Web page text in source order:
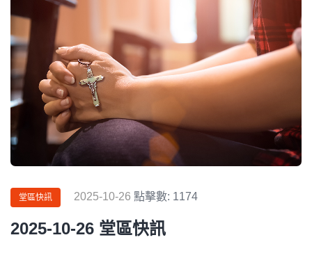
堂區快訊 2025-10-26 點擊數: 1174
2025-10-26 堂區快訊